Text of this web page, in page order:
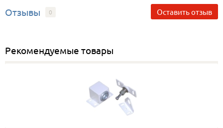
Отзывы 0 Оставить отзыв
Рекомендуемые товары